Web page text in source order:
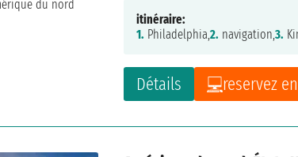
Détails reservez
itinéraire:
1. Philadelphia,2. navigation,3.